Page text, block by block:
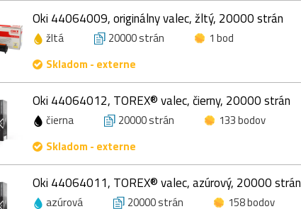
Oki 44064009, originálny valec, žltý, 20000 strán
žltá 20000 strán
1 bod
Skladom - externe
Oki 44064012, TOREX® valec, čierny, 20000 strán
čierna 20000 strán
133 bodov
Skladom - externe
Oki 44064011, TOREX® valec, azúrový, 20000 strán
azúrová 20000 strán 158 bodov